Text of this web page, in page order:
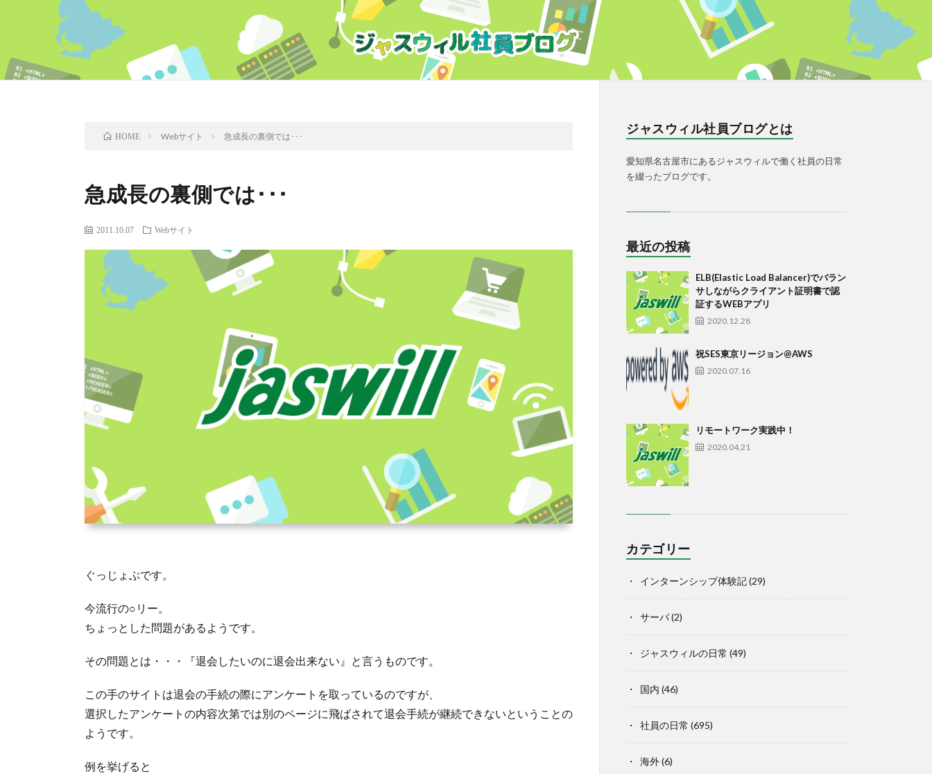
HOME Webサイト 急成長の裏側では･･･
急成長の裏側では･･･
2011.10.07 Webサイト
ぐっじょぶです。
今流行の○リー。
ちょっとした問題があるようです。
その問題とは・・・『退会したいのに退会出来ない』と言うものです。
この手のサイトは退会の手続の際にアンケートを取っているのですが、
選択したアンケートの内容次第では別のページに飛ばされて退会手続が継続できないということの
ようです。
例を挙げると
ジャスウィル社員ブログとは
愛知県名古屋市にあるジャスウィルで働く社員の日常
を綴ったブログです。
最近の投稿
ELB(Elastic Load Balancer)でバラン
サしながらクライアント証明書で認
証するWEBアプリ
2020.12.28
祝SES東京リージョン@AWS
2020.07.16
リモートワーク実践中！
2020.04.21
カテゴリー
インターンシップ体験記(29)
サーバ(2)
ジャスウィルの日常 (49)
国内 (46)
社員の日常 (695)
海外(6)